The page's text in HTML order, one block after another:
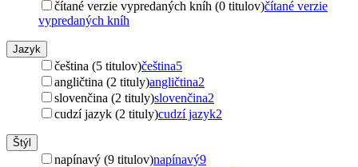
čítané verzie vypredaných kníh (0 titulov)čítané verzie
vypredaných kníh
Jazyk
čeština (5 titulov)čeština5
angličtina (2 tituly)angličtina2
slovenčina (2 tituly)slovenčina2
cudzí jazyk (2 tituly)cudzí jazyk2
Štýl
napínavý (9 titulov)napínavý9